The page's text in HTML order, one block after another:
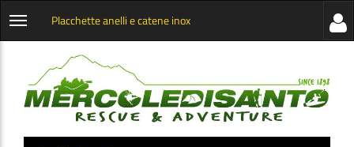
Apri
categorie
Placchette anelli e catene inox